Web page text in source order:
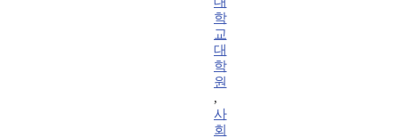
학
교
대
학
원
,
사
회